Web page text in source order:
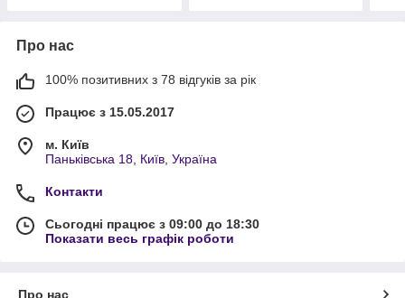
Про нас
100% позитивних з 78 відгуків за рік
Працює з 15.05.2017
м. Київ
Паньківська 18, Київ, Україна
Контакти
Сьогодні працює з 09:00 до 18:30
Показати весь графік роботи
Про нас